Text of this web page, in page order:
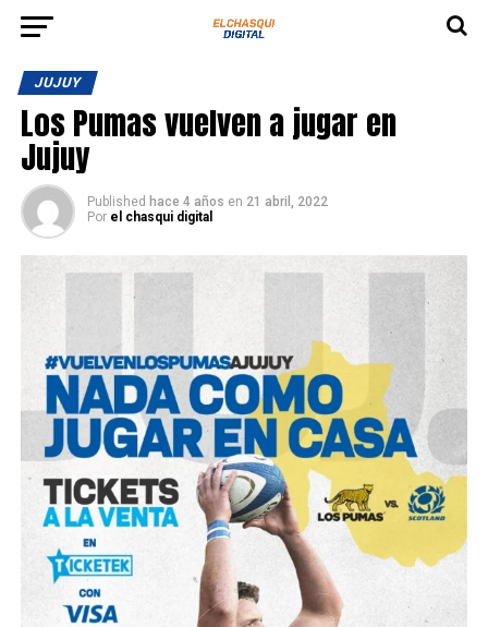
JUJUY
Los Pumas vuelven a jugar en
Jujuy
Published hace 4 años en 21 abril, 2022
Por el chasqui digital